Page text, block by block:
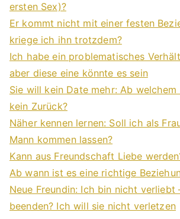
ersten Sex)?
Er kommt nicht mit einer festen
kriege ich ihn trotzdem?
Ich habe ein problematisches
aber diese eine könnte es sein
Sie will kein Date mehr: Ab
kein Zurück?
Näher kennen lernen: Soll ich als
Mann kommen lassen?
Kann aus Freundschaft Liebe
Ab wann ist es eine richtige
Neue Freundin: Ich bin nicht verliebt
beenden? Ich will sie nicht verletzen